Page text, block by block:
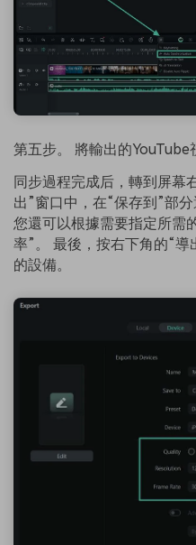
第五步。 將輸出的YouTube
同步過程完成后，轉到屏幕
出”窗口中，在“保存到”部
您還可以根據需要指定所需
率”。 最後，按右下角的“
的設備。